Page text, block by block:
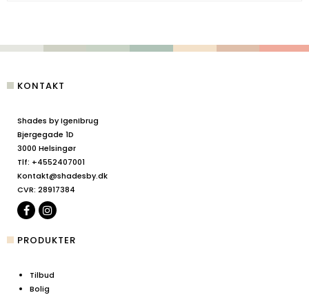
KONTAKT
Shades by IgenIbrug
Bjergegade 1D
3000 Helsingør
Tlf: +4552407001
Kontakt@shadesby.dk
CVR: 28917384
PRODUKTER
Tilbud
Bolig